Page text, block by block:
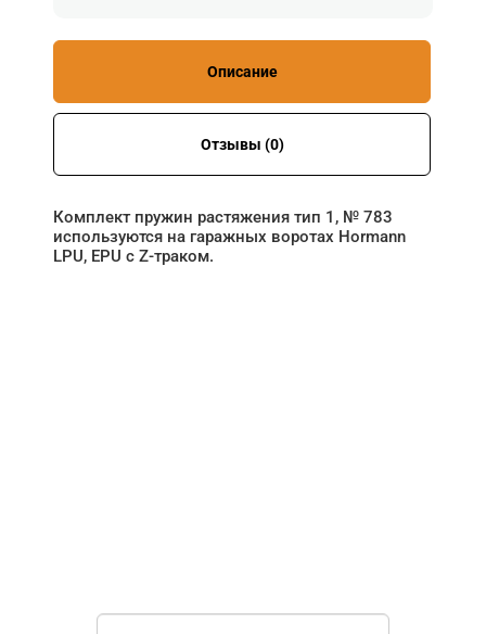
Описание
Отзывы (0)
Комплект пружин растяжения тип 1, № 783
используются на гаражных воротах Hormann
LPU, EPU с Z-траком.